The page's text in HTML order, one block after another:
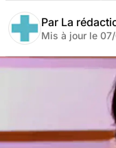
Par La
Mis à jour le